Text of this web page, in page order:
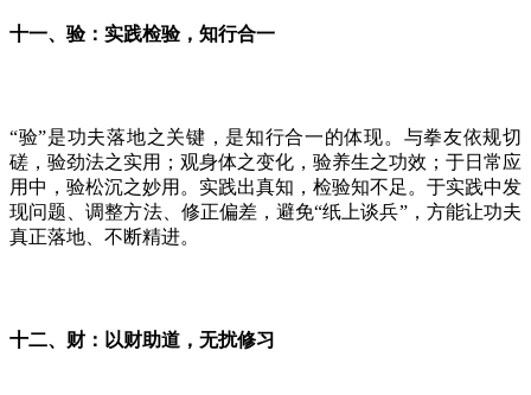
十一、验：实践检验，知行合一
“验”是功夫落地之关键，是知行合一的体现。与拳友依规切
磋，验劲法之实用；观身体之变化，验养生之功效；于日常应
用中，验松沉之妙用。实践出真知，检验知不足。于实践中发
现问题、调整方法、修正偏差，避免“纸上谈兵”，方能让功夫
真正落地、不断精进。
十二、财：以财助道，无扰修习